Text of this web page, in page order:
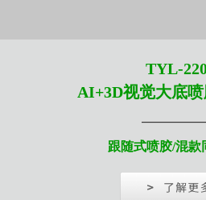
TYL-
AI+3D视觉大底
跟随式喷胶/混款